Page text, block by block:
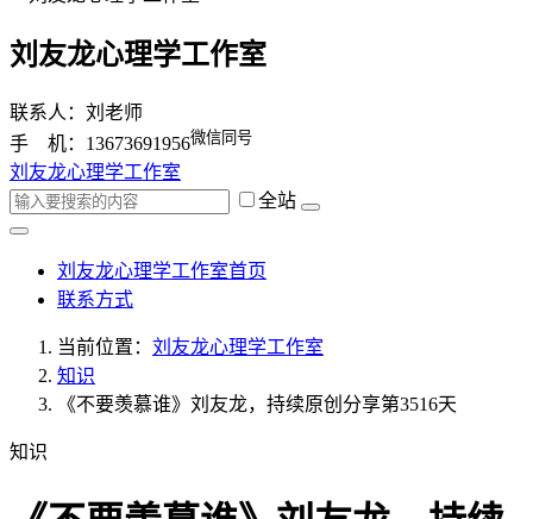
刘友龙心理学工作室
联系人：刘老师
手 机：13673691956微信同号
刘友龙心理学工作室
全站
刘友龙心理学工作室首页
联系方式
当前位置： 刘友龙心理学工作室
知识
《不要羡慕谁》刘友龙，持续原创分享第3516天
知识